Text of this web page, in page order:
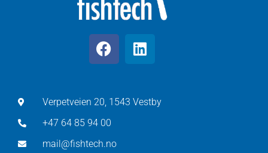
Verpetveien 20, 1543 Vestby
+47 64 85 94 00
mail@fishtech.no